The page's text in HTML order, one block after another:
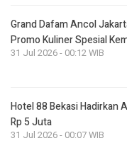
Grand Dafam Ancol
Promo Kuliner Spesial
31 Jul 2026 - 00:12 WIB
Hotel 88 Bekasi Hadirkan
Rp 5 Juta
31 Jul 2026 - 00:07 WIB